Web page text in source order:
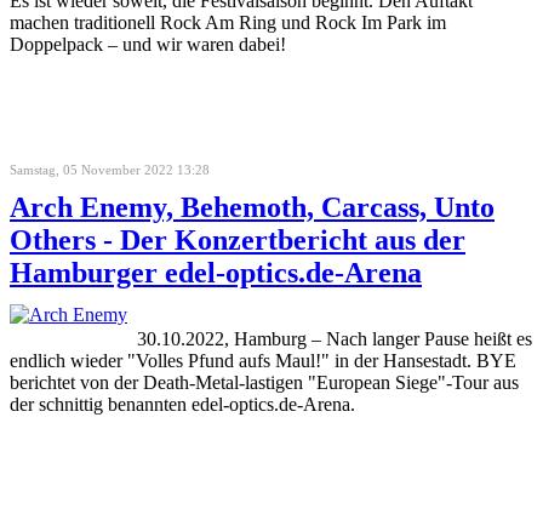
machen traditionell Rock Am Ring und Rock Im Park im
Doppelpack – und wir waren dabei!
Samstag, 05 November 2022 13:28
Arch Enemy, Behemoth, Carcass, Unto
Others - Der Konzertbericht aus der
Hamburger edel-optics.de-Arena
30.10.2022, Hamburg – Nach langer Pause heißt es
endlich wieder "Volles Pfund aufs Maul!" in der Hansestadt. BYE
berichtet von der Death-Metal-lastigen "European Siege"-Tour aus
der schnittig benannten edel-optics.de-Arena.